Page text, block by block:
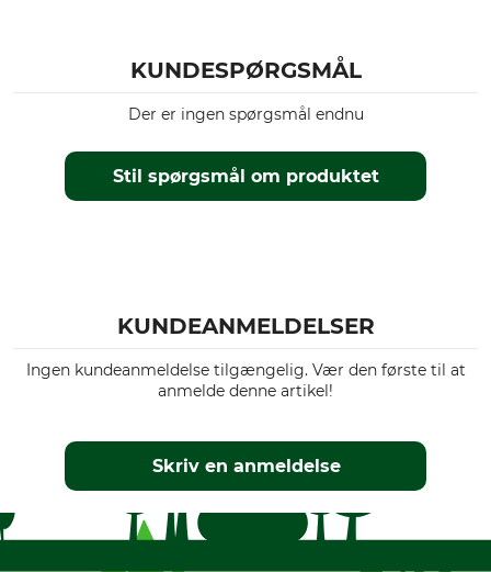
KUNDESPØRGSMÅL
Stil spørgsmål om produktet
Der er ingen spørgsmål endnu
KUNDEANMELDELSER
Ingen kundeanmeldelse tilgængelig. Vær den første til at
anmelde denne artikel!
Skriv en anmeldelse